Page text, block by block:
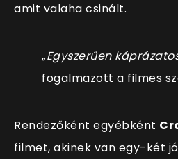
amit valaha csinált.
„Egyszerűen
fogalmazott a filmes
Rendezőként egyébként
filmet, akinek van egy-két